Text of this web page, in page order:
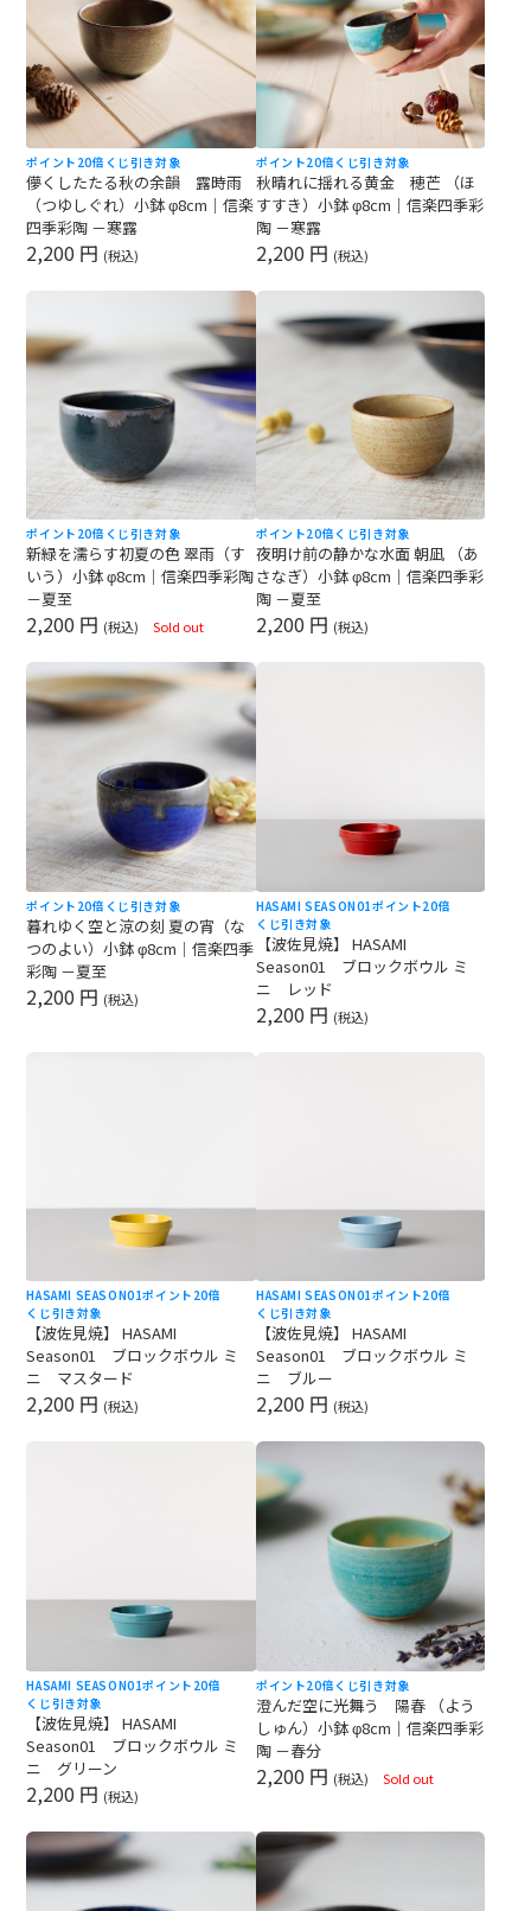
ポイント20倍 くじ引き対象
儚くしたたる秋の余韻 露時雨
（つゆしぐれ）小鉢 φ8cm｜信楽
四季彩陶 －寒露
2,200 円 (税込)
ポイント20倍 くじ引き対象
秋晴れに揺れる黄金 穂芒 （ほ
すすき）小鉢 φ8cm｜信楽四季彩
陶 －寒露
2,200 円 (税込)
ポイント20倍 くじ引き対象
新緑を濡らす初夏の色 翠雨（す
いう）小鉢 φ8cm｜信楽四季彩陶
－夏至
2,200 円 (税込) Sold out
ポイント20倍 くじ引き対象
夜明け前の静かな水面 朝凪 （あ
さなぎ）小鉢 φ8cm｜信楽四季彩
陶 －夏至
2,200 円 (税込)
ポイント20倍 くじ引き対象
暮れゆく空と涼の刻 夏の宵（な
つのよい）小鉢 φ8cm｜信楽四季
彩陶 －夏至
2,200 円 (税込)
HASAMI SEASON01ポイント20倍
くじ引き対象
【波佐見焼】 HASAMI
Season01 ブロックボウル ミ
ニ レッド
2,200 円 (税込)
HASAMI SEASON01ポイント20倍
くじ引き対象
【波佐見焼】 HASAMI
Season01 ブロックボウル ミ
ニ マスタード
2,200 円 (税込)
HASAMI SEASON01ポイント20倍
くじ引き対象
【波佐見焼】 HASAMI
Season01 ブロックボウル ミ
ニ ブルー
2,200 円 (税込)
HASAMI SEASON01ポイント20倍
くじ引き対象
【波佐見焼】 HASAMI
Season01 ブロックボウル ミ
ニ グリーン
2,200 円 (税込)
ポイント20倍 くじ引き対象
澄んだ空に光舞う 陽春 （よう
しゅん）小鉢 φ8cm｜信楽四季彩
陶 －春分
2,200 円 (税込) Sold out